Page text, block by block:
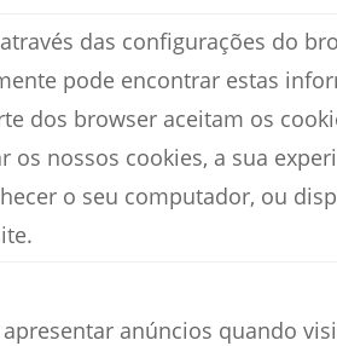
das configurações do
pode encontrar estas
dos browser aceitam os
os nossos cookies, a sua
o seu computador, ou
anúncios quando